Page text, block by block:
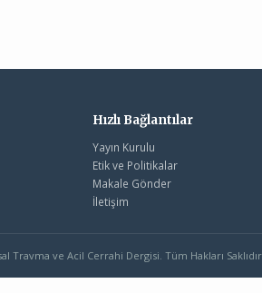
Hızlı Bağlantılar
Yayın Kurulu
Etik ve Politikalar
Makale Gönder
İletişim
Travma ve Acil Cerrahi Dergisi. Tüm Hakları Saklıdır.